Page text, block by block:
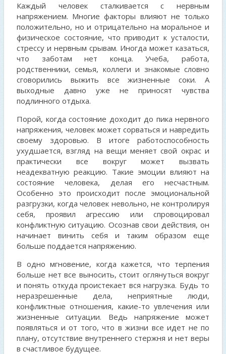
Каждый человек сталкивается с нервным
напряжением. Многие факторы влияют не только
положительно, но и отрицательно на моральное и
физическое состояние, что приводит к усталости,
стрессу и нервным срывам. Иногда может казаться,
что заботам нет конца. Учеба, работа,
родственники, семья, коллеги и знакомые словно
сговорились выжить все жизненные соки. А
выходные давно уже не приносят чувства
подлинного отдыха.
Порой, когда состояние доходит до пика нервного
напряжения, человек может сорваться и навредить
своему здоровью. В итоге работоспособность
ухудшается, взгляд на вещи меняет свой окрас и
практически все вокруг может вызвать
неадекватную реакцию. Такие эмоции влияют на
состояние человека, делая его несчастным.
Особенно это происходит после эмоциональной
разгрузки, когда человек невольно, не контролируя
себя, проявил агрессию или спровоцировал
конфликтную ситуацию. Осознав свои действия, он
начинает винить себя и таким образом еще
больше поддается напряжению.
В одно мгновение, когда кажется, что терпения
больше нет все выносить, стоит оглянуться вокруг
и понять откуда проистекает вся нагрузка. Будь то
неразрешенные дела, неприятные люди,
конфликтные отношения, какие-то увлечения или
жизненные ситуации. Ведь напряжение может
появляться и от того, что в жизни все идет не по
плану, отсутствие внутреннего стержня и нет веры
в счастливое будущее.